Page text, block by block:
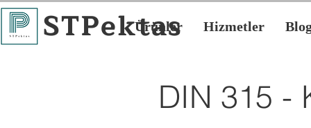
STPektas
Ürünler Hizmetler
DIN 315 -